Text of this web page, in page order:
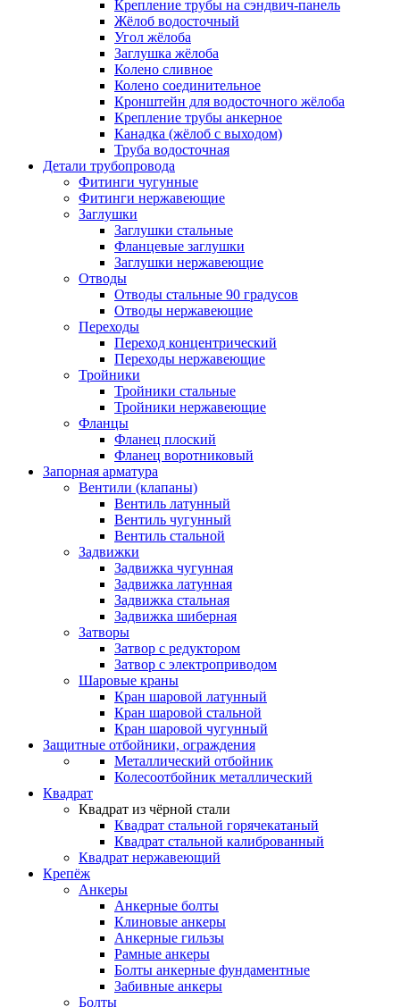
Крепление трубы на сэндвич-панель
Жёлоб водосточный
Угол жёлоба
Заглушка жёлоба
Колено сливное
Колено соединительное
Кронштейн для водосточного жёлоба
Крепление трубы анкерное
Канадка (жёлоб с выходом)
Труба водосточная
Детали трубопровода
Фитинги чугунные
Фитинги нержавеющие
Заглушки
Заглушки стальные
Фланцевые заглушки
Заглушки нержавеющие
Отводы
Отводы стальные 90 градусов
Отводы нержавеющие
Переходы
Переход концентрический
Переходы нержавеющие
Тройники
Тройники стальные
Тройники нержавеющие
Фланцы
Фланец плоский
Фланец воротниковый
Запорная арматура
Вентили (клапаны)
Вентиль латунный
Вентиль чугунный
Вентиль стальной
Задвижки
Задвижка чугунная
Задвижка латунная
Задвижка стальная
Задвижка шиберная
Затворы
Затвор с редуктором
Затвор с электроприводом
Шаровые краны
Кран шаровой латунный
Кран шаровой стальной
Кран шаровой чугунный
Защитные отбойники, ограждения
Металлический отбойник
Колесоотбойник металлический
Квадрат
Квадрат из чёрной стали
Квадрат стальной горячекатаный
Квадрат стальной калиброванный
Квадрат нержавеющий
Крепёж
Анкеры
Анкерные болты
Клиновые анкеры
Анкерные гильзы
Рамные анкеры
Болты анкерные фундаментные
Забивные анкеры
Болты